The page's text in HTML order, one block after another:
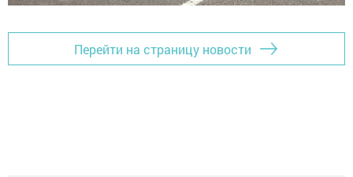
Перейти на страницу новости